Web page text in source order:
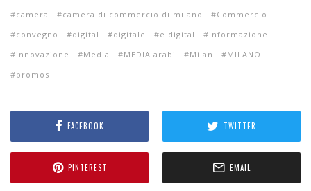
camera
camera di commercio di milano
Commercio
convegno
digital digitale e digital
informazione
innovazione
Media MEDIA arabi Milan
MILANO
promos
FACEBOOK TWITTER
PINTEREST EMAIL